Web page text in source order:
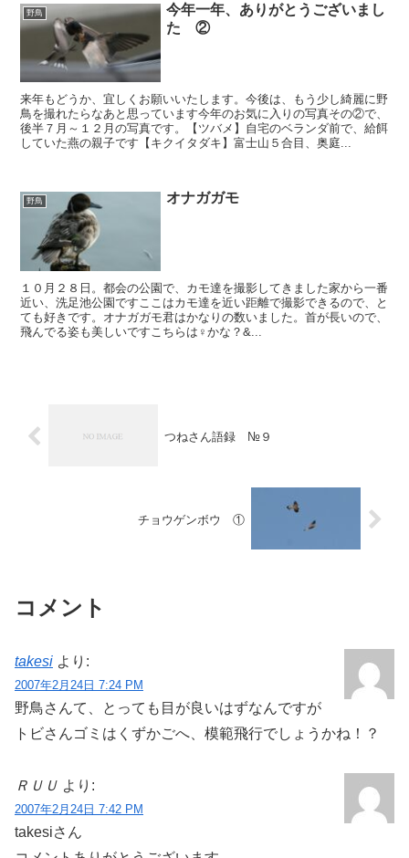
野鳥
今年一年、ありがとうございまし
た ②
来年もどうか、宜しくお願いいたします。今後は、もう少し綺麗に野
鳥を撮れたらなあと思っています今年のお気に入りの写真その②で、
後半７月～１２月の写真です。【ツバメ】自宅のベランダ前で、給餌
していた燕の親子です【キクイタダキ】富士山５合目、奥庭...
野鳥 オナガガモ
１０月２８日。都会の公園で、カモ達を撮影してきました家から一番
近い、洗足池公園ですここはカモ達を近い距離で撮影できるので、と
ても好きです。オナガガモ君はかなりの数いました。首が長いので、
飛んでる姿も美しいですこちらは♀かな？&...
つねさん語録 №９
チョウゲンボウ ①
コメント
takesi より:
2007年2月24日 7:24 PM
野鳥さんて、とっても目が良いはずなんですが
トビさんゴミはくずかごへ、模範飛行でしょうかね！？
ＲＵＵ より:
2007年2月24日 7:42 PM
takesiさん